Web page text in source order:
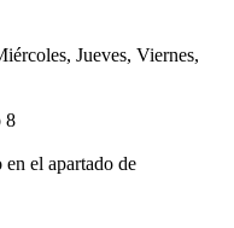
Jueves, Viernes,
8
el apartado de